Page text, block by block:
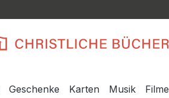
Geschenke Karten Musik Filme